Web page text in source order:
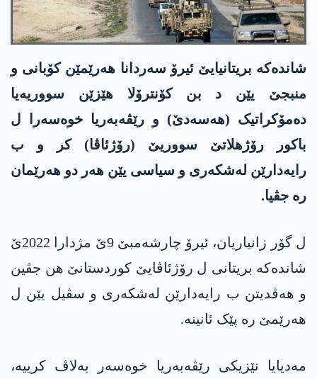
شاندەکە بریتانیایێ ئیرۆ سەردانا هەرێمێن کۆبانی و
منبجێ یێن د بن کۆنترۆلا هێزێن سووریەیا
دەمۆکراتیک (هه‌سه‌دێ) و رێڤەبەریا خوەسەرا ل
باکور رۆژهلاتێ سووریێ (رۆژئاڤا) کر و ب
رایەدارێن لەشکەری و سیاسی یێن هەر دو هەرێمان
رە جڤیا.
ل گۆر زانیاریان، ئیرۆ چارشەمبێ 9ێ مژدارا 2022ێ
شاندەکە بریتانی ل رۆژئاڤایێ کوردستانێ هن جڤین
و هەڤدیتن ب رایەدارێن لەشکەری و سڤیل یێن ل
هەرێمێ رە پێک ئانینە.
مەدیایا نێزیکی رێڤەبەریا خوەسەر بەلاڤ کرییە،